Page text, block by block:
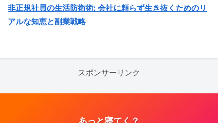
非正規社員の生活防衛術: 会社に頼らず生き抜くためのリ
アルな知恵と副業戦略
スポンサーリンク
あっと寝てく？